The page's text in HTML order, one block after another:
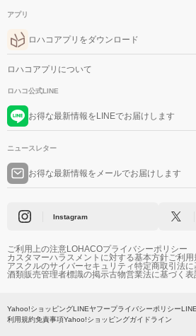
アプリ
ロハコアプリをダウンロード
ロハコアプリについて
ロハコ公式LINE
お得な最新情報をLINEでお届けします
ニュースレター
お得な最新情報をメールでお届けします
Instagram
ご利用上の注意LOHACOプライバシーポリシー
カスタマーハラスメントに対する基本方針ご利用
アスクルのサイバーセキュリティ特定商取引法
酒類販売管理者標識の掲示古物営業法に基づく表
Yahoo!ショッピングLINEヤフープライバシーポリシー
利用規約免責事項Yahoo!ショッピングガイドライン